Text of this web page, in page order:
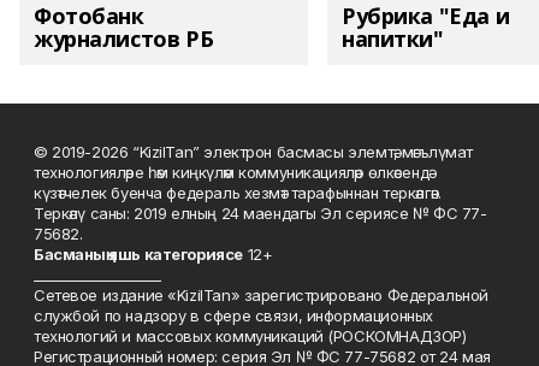
Фотобанк
журналистов РБ
Рубрика "Еда и
напитки"
© 2019-2026 “KizilTan” электрон басмасы элемтә, мәгълүмат
технологияләре һәм киңкүләм коммуникацияләр өлкәсендә
күзәтчелек буенча федераль хезмәт тарафыннан теркәлгән.
Теркәлү саны: 2019 елның 24 маендагы Эл сериясе № ФС 77-
75682.
Басманың яшь категориясе12+
Сетевое издание «KizilTan» зарегистрировано Федеральной
службой по надзору в сфере связи, информационных
технологий и массовых коммуникаций (РОСКОМНАДЗОР)
Регистрационный номер: серия Эл № ФС 77-75682 от 24 мая